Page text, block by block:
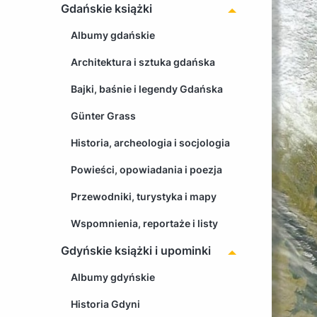
Gdańskie książki
Albumy gdańskie
Architektura i sztuka gdańska
Bajki, baśnie i legendy Gdańska
Günter Grass
Historia, archeologia i socjologia
Powieści, opowiadania i poezja
Przewodniki, turystyka i mapy
Wspomnienia, reportaże i listy
Gdyńskie książki i upominki
Albumy gdyńskie
Historia Gdyni